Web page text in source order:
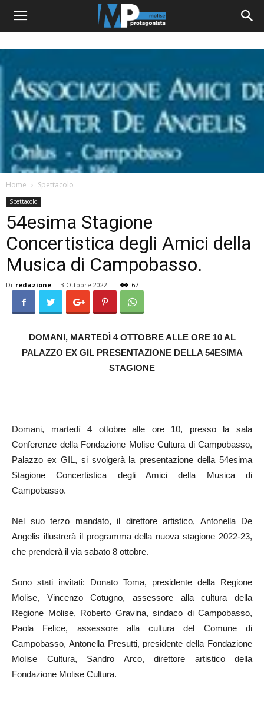
Home Spettacolo
Spettacolo
54esima Stagione
Concertistica degli Amici della
Musica di Campobasso.
Di redazione - 3 Ottobre 2022 67
DOMANI, MARTEDÌ 4 OTTOBRE ALLE ORE 10 AL
PALAZZO EX GIL PRESENTAZIONE DELLA 54ESIMA
STAGIONE
Domani, martedì 4 ottobre alle ore 10, presso la sala
Conferenze della Fondazione Molise Cultura di Campobasso,
Palazzo ex GIL, si svolgerà la presentazione della 54esima
Stagione Concertistica degli Amici della Musica di
Campobasso.
Nel suo terzo mandato, il direttore artistico, Antonella De
Angelis illustrerà il programma della nuova stagione 2022-23,
che prenderà il via sabato 8 ottobre.
Sono stati invitati: Donato Toma, presidente della Regione
Molise, Vincenzo Cotugno, assessore alla cultura della
Regione Molise, Roberto Gravina, sindaco di Campobasso,
Paola Felice, assessore alla cultura del Comune di
Campobasso, Antonella Presutti, presidente della Fondazione
Molise Cultura, Sandro Arco, direttore artistico della
Fondazione Molise Cultura.